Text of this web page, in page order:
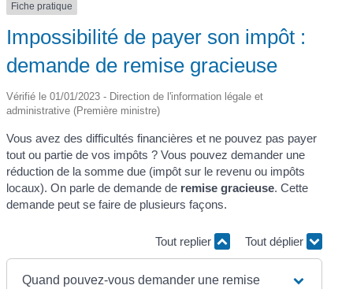
Fiche pratique
Impossibilité de payer son impôt :
demande de remise gracieuse
Vérifié le 01/01/2023 - Direction de l'information légale et
administrative (Première ministre)
Vous avez des difficultés financières et ne pouvez pas payer
tout ou partie de vos impôts ? Vous pouvez demander une
réduction de la somme due (impôt sur le revenu ou impôts
locaux). On parle de demande de remise gracieuse. Cette
demande peut se faire de plusieurs façons.
Tout replier Tout déplier
Quand pouvez-vous demander une remise